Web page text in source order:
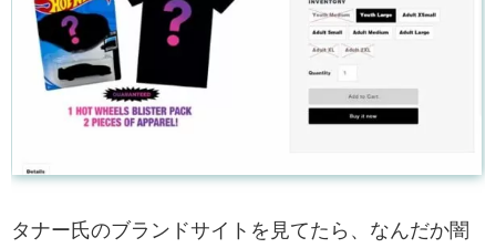
タナー氏のブランドサイトを見てたら、なんだか闇